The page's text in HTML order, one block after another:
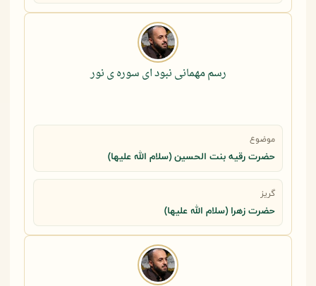
رسم مهمانی نبود ای سوره ی نور
موضوع
حضرت رقيه بنت الحسين (سلام الله عليها)
گریز
حضرت زهرا (سلام الله علیها)